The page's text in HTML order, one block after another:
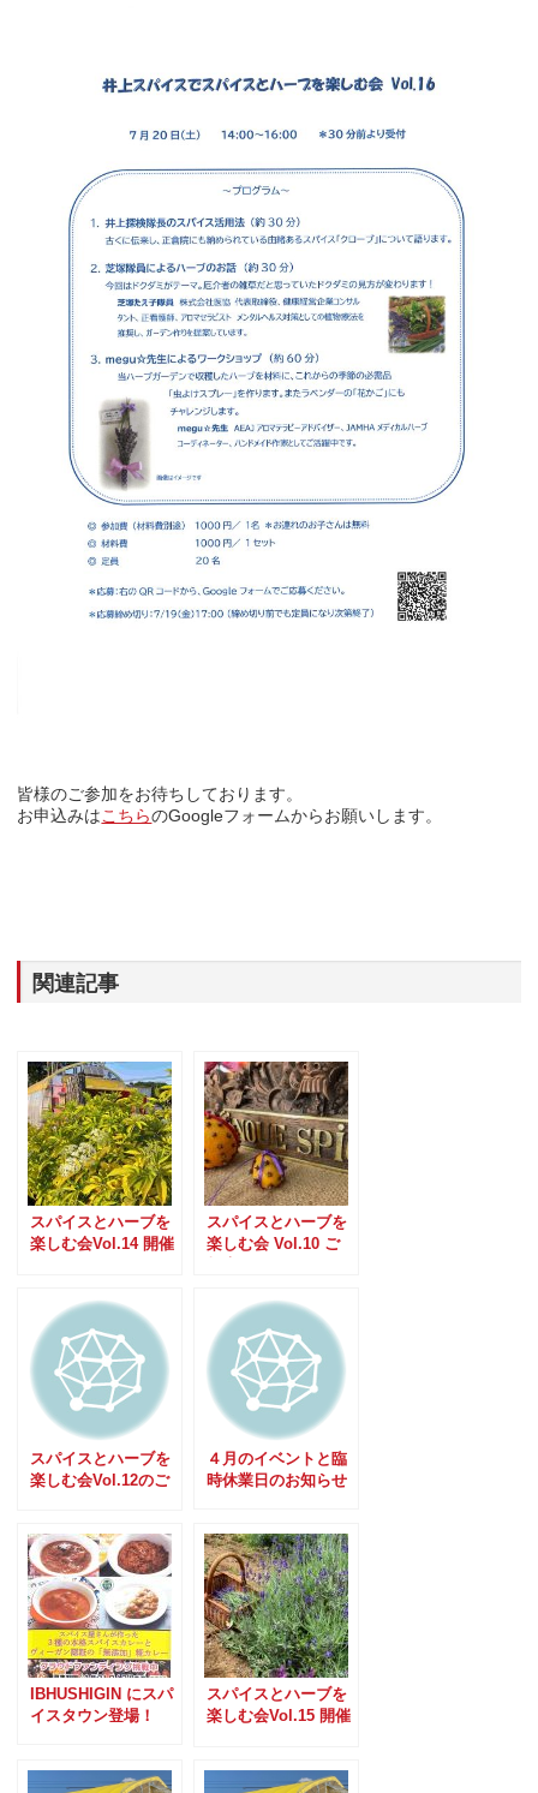
皆様のご参加をお待ちしております。
お申込みはこちらのGoogleフォームからお願いします。
関連記事
スパイスとハーブを
楽しむ会Vol.14 開催
スパイスとハーブを
楽しむ会 Vol.10 ご
スパイスとハーブを
楽しむ会Vol.12のご
４月のイベントと臨
時休業日のお知らせ
IBHUSHIGIN にスパ
イスタウン登場！
スパイスとハーブを
楽しむ会Vol.15 開催